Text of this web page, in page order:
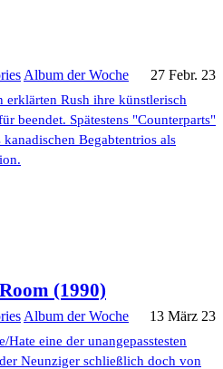
Album der Woche 27 Febr. 23
erklärten Rush ihre künstlerisch
beendet. Spätestens "Counterparts"
Begabtentrios als
(1990)
Album der Woche 13 März 23
eine der unangepasstesten
Neunziger schließlich doch von